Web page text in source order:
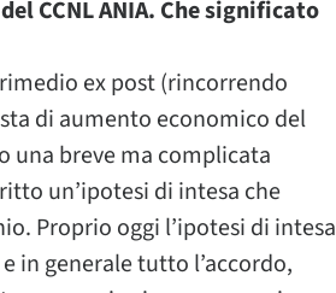
CCNL ANIA. Che significato
ex post (rincorrendo
di aumento economico del
una breve ma complicata
un’ipotesi di intesa che
Proprio oggi l’ipotesi di intesa
in generale tutto l’accordo,